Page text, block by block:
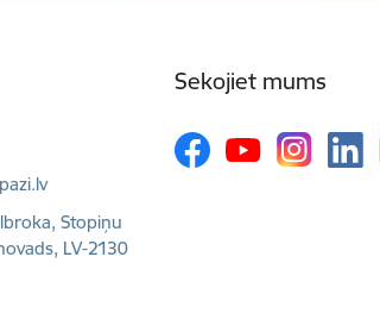
Stopiņu
LV-2130
Sekojiet mums